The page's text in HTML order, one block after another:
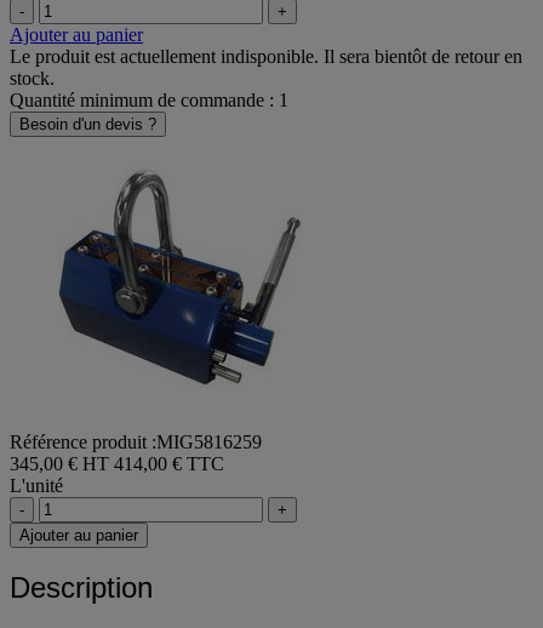
- +
Ajouter au panier
Le produit est actuellement indisponible. Il sera bientôt de retour en
stock.
Quantité minimum de commande : 1
Besoin d'un devis ?
Référence produit :MIG5816259
345,00 € HT 414,00 € TTC
L'unité
-
+
Ajouter au panier
Description